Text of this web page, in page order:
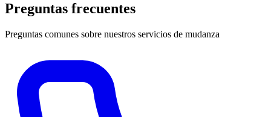
Preguntas frecuentes
Preguntas comunes sobre nuestros servicios de mudanza